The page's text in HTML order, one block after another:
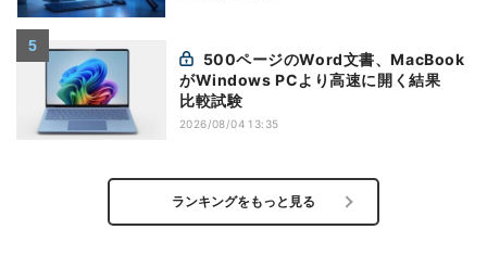
がWindows PCより高速に開く結果
比較試験
2026/08/04 13:35
ランキングをもっと見る